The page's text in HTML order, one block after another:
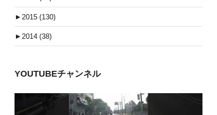
► 2015 (130)
► 2014 (38)
YOUTUBEチャンネル